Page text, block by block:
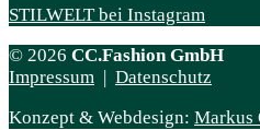
STILWELT bei Instagram
© 2026 CC.Fashion GmbH
Impressum
Datenschutz
Konzept & Webdesign: Markus